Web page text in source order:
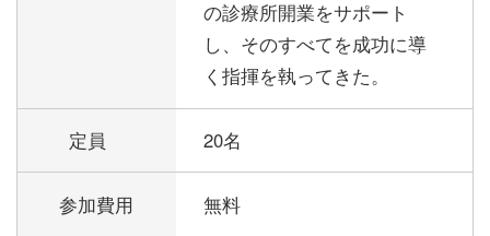
の診療所開業をサポート
し、そのすべてを成功に導
く指揮を執ってきた。
定員 20名
参加費用 無料